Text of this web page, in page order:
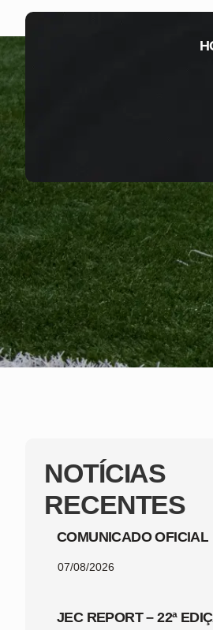
NOTÍCIAS
RECENTES
COMUNICADO OFICIAL
07/08/2026
JEC REPORT – 22ª